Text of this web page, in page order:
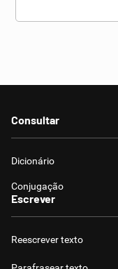
Consultar
Dicionário
Conjugação
Escrever
Reescrever texto